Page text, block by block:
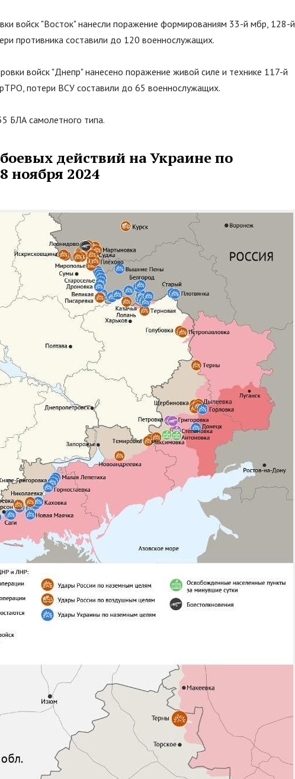
войск "Восток"нанесли поражение формированиям 33-й мбр, 128-й
противника составили до 120 военнослужащих.
войск "Днепр"нанесено поражение живой силе и технике 117-й
потери ВСУ составили до 65 военнослужащих.
БЛА самолетного типа.
действий на Украине по
ноября 2024